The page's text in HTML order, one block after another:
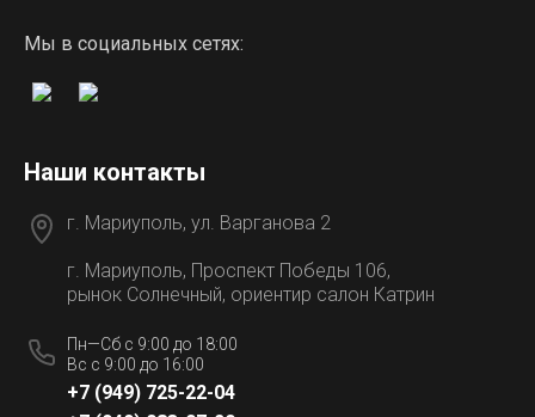
Мы в социальных сетях:
Наши контакты
г. Мариуполь, ул. Варганова 2
г. Мариуполь, Проспект Победы 106,
рынок Солнечный, ориентир салон Катрин
Пн—Сб с 9:00 до 18:00
Вс с 9:00 до 16:00
+7 (949) 725-22-04